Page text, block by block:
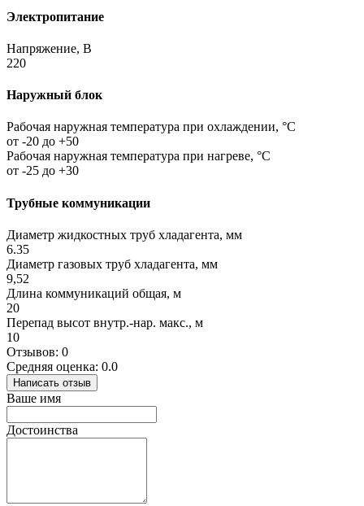
Электропитание
Напряжение, В
220
Наружный блок
Рабочая наружная температура при охлаждении, °C
от -20 до +50
Рабочая наружная температура при нагреве, °C
от -25 до +30
Трубные коммуникации
Диаметр жидкостных труб хладагента, мм
6.35
Диаметр газовых труб хладагента, мм
9,52
Длина коммуникаций общая, м
20
Перепад высот внутр.-нар. макс., м
10
Отзывов: 0
Средняя оценка: 0.0
Написать отзыв
Ваше имя
Достоинства